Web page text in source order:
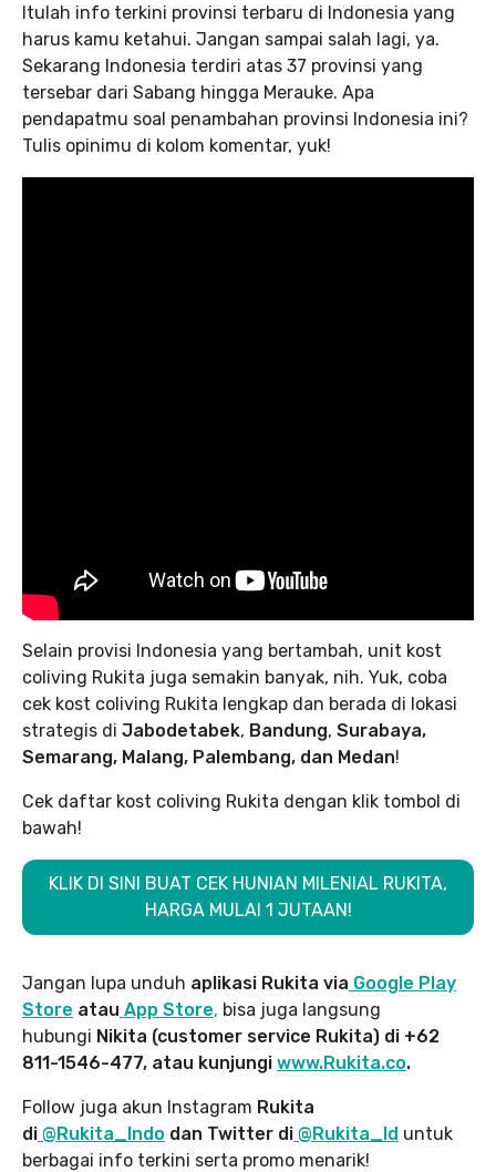
Itulah info terkini provinsi terbaru di Indonesia yang
harus kamu ketahui. Jangan sampai salah lagi, ya.
Sekarang Indonesia terdiri atas 37 provinsi yang
tersebar dari Sabang hingga Merauke. Apa
pendapatmu soal penambahan provinsi Indonesia ini?
Tulis opinimu di kolom komentar, yuk!
Selain provisi Indonesia yang bertambah, unit kost
coliving Rukita juga semakin banyak, nih. Yuk, coba
cek kost coliving Rukita lengkap dan berada di lokasi
strategis di Jabodetabek, Bandung, Surabaya,
Semarang, Malang, Palembang, dan Medan!
Cek daftar kost coliving Rukita dengan klik tombol di
bawah!
KLIK DI SINI BUAT CEK HUNIAN MILENIAL RUKITA,
HARGA MULAI 1 JUTAAN!
Jangan lupa unduh aplikasi Rukita via Google Play
Store atau App Store, bisa juga langsung
hubungi Nikita (customer service Rukita) di +62
811-1546-477, atau kunjungi www.Rukita.co.
Follow juga akun Instagram Rukita
di @Rukita_Indo dan Twitter di @Rukita_Id untuk
berbagai info terkini serta promo menarik!